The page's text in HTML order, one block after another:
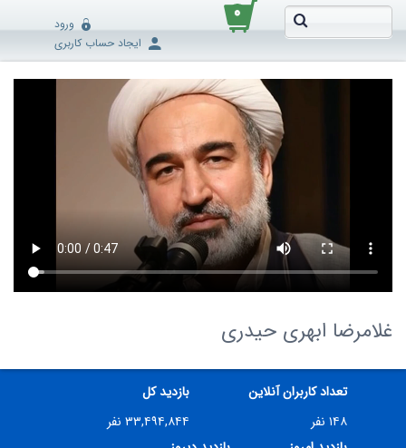
۰
ورود
ایجاد حساب کاربری
غلامرضا ابهری حیدری
تعداد کاربران آنلاین
۱۴۸ نفر
بازدید کل
۳۳,۴۹۴,۸۴۴ نفر